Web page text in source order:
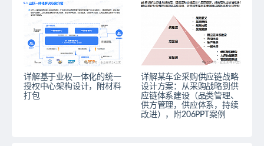
详解基于业权一体化的统一
授权中心架构设计，附材料
打包
详解某车企采购供应链战略
设计方案：从采购战略到供
应链体系建设（品类管理、
供方管理，供应体系，持续
改进），附206PPT案例